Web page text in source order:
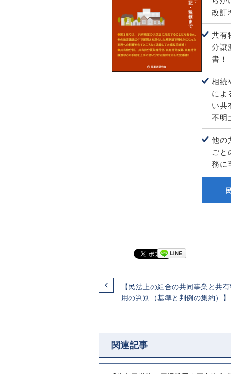
改訂
共有
分譲
書！
相続
によ
い共
不明
他の
ごと
務に
【民法上の組合の共同事業と共
用の判別（基準と判例の集約）】
関連記事